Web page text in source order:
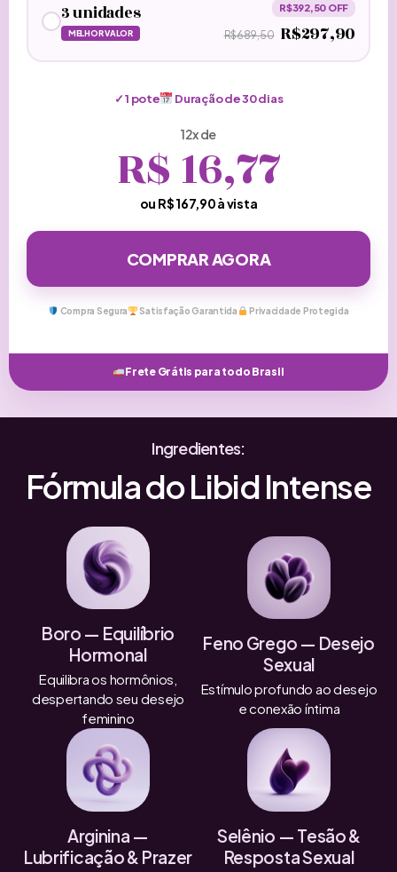
3 unidades
MELHOR VALOR
R$392,50 OFF
R$689,50 R$297,90
✓1 pote Duração de30dias
12x de
R$16,77
ou R$167,90à vista
COMPRAR AGORA
Compra Segura Satisfação Garantida Privacidade Protegida
Frete Grátis para todo Brasil
Ingredientes:
Fórmula do Libid Intense
Boro — Equilíbrio
Hormonal
Equilibra os hormônios,
despertando seu desejo
feminino
Feno Grego — Desejo
Sexual
Estímulo profundo ao desejo
e conexão íntima
Arginina —
Lubrificação & Prazer
Selênio — Tesão &
Resposta Sexual